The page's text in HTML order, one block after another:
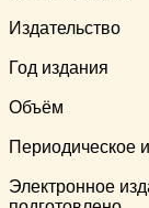
Издательство
Год издания
Объём
Периодическое
Электронное